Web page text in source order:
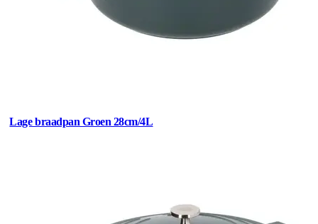
Lage braadpan Groen 28cm/4L